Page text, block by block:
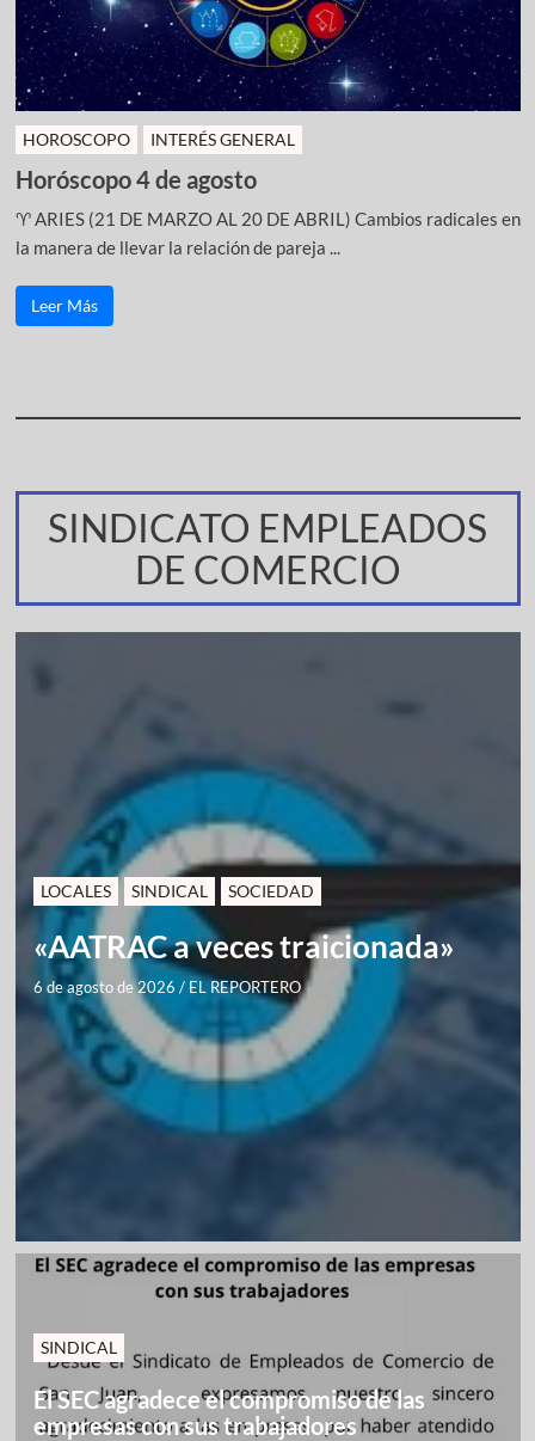
HOROSCOPO INTERÉS GENERAL
Horóscopo 4 de agosto
♈ ARIES (21 DE MARZO AL 20 DE ABRIL) Cambios radicales en
la manera de llevar la relación de pareja ...
Leer Más
SINDICATO EMPLEADOS
DE COMERCIO
LOCALES SINDICAL SOCIEDAD
«AATRAC a veces traicionada»
6 de agosto de 2026 / EL REPORTERO
SINDICAL
El SEC agradece el compromiso de las
empresas con sus trabajadores